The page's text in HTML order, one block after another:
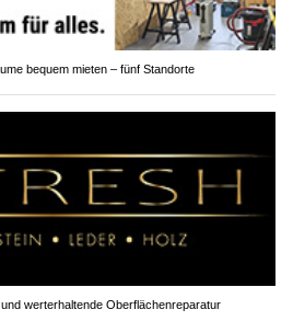
bequem mieten – fünf Standorte
werterhaltende Oberflächenreparatur